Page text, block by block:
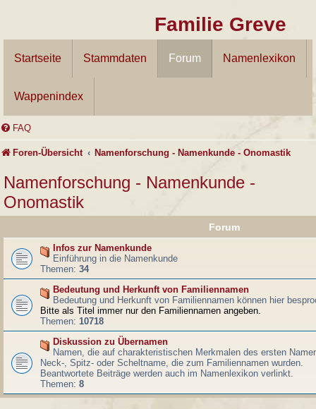
Familie Greve
Startseite Stammdaten Forum Namenlexikon
Wappenindex
FAQ
Foren-Übersicht Namenforschung - Namenkunde - Onomastik
Namenforschung - Namenkunde -
Onomastik
Forum
Infos zur Namenkunde
Einführung in die Namenkunde
Themen: 34
Bedeutung und Herkunft von Familiennamen
Bedeutung und Herkunft von Familiennamen können hier
Bitte als Titel immer nur den Familiennamen angeben.
Themen: 10718
Diskussion zu Übernamen
Namen, die auf charakteristischen Merkmalen des ersten
Neck-, Spitz- oder Scheltname, die zum Familiennamen wurden.
Beantwortete Beiträge werden auch im Namenlexikon verlinkt.
Themen: 8